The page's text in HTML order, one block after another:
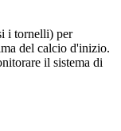
i tornelli) per
del calcio d'inizio.
il sistema di